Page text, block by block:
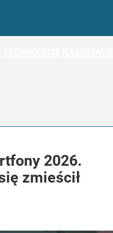
2026.
zmieścił